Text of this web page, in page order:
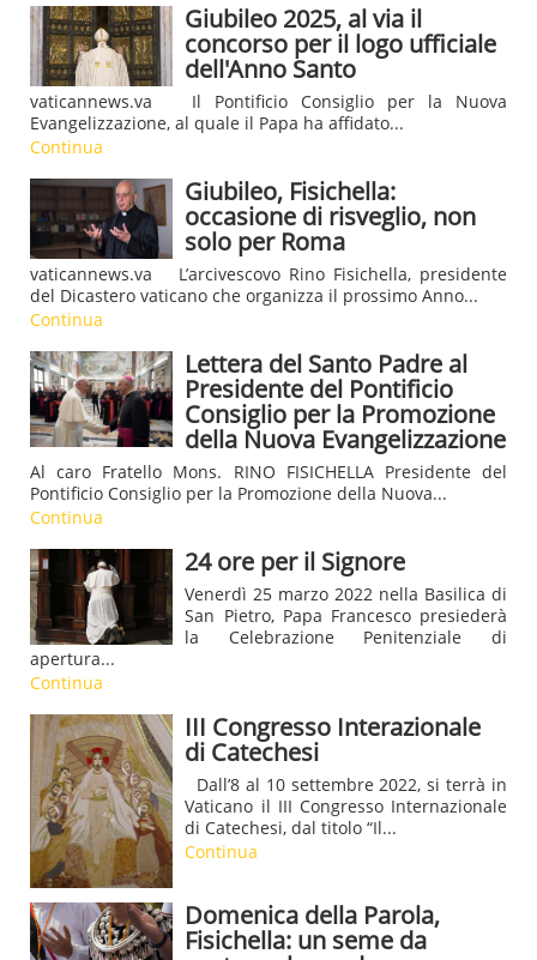
Giubileo 2025, al via il
concorso per il logo ufficiale
dell'Anno Santo
vaticannews.va Il Pontificio Consiglio per la Nuova
Evangelizzazione, al quale il Papa ha affidato...
Continua
Giubileo, Fisichella:
occasione di risveglio, non
solo per Roma
vaticannews.va L’arcivescovo Rino Fisichella, presidente
del Dicastero vaticano che organizza il prossimo Anno...
Continua
Lettera del Santo Padre al
Presidente del Pontificio
Consiglio per la Promozione
della Nuova Evangelizzazione
Al caro Fratello Mons. RINO FISICHELLA Presidente del
Pontificio Consiglio per la Promozione della Nuova...
Continua
24 ore per il Signore
Venerdì 25 marzo 2022 nella Basilica di
San Pietro, Papa Francesco presiederà
la Celebrazione Penitenziale di
apertura...
Continua
III Congresso Interazionale
di Catechesi
Dall’8 al 10 settembre 2022, si terrà in
Vaticano il III Congresso Internazionale
di Catechesi, dal titolo “Il...
Continua
Domenica della Parola,
Fisichella: un seme da